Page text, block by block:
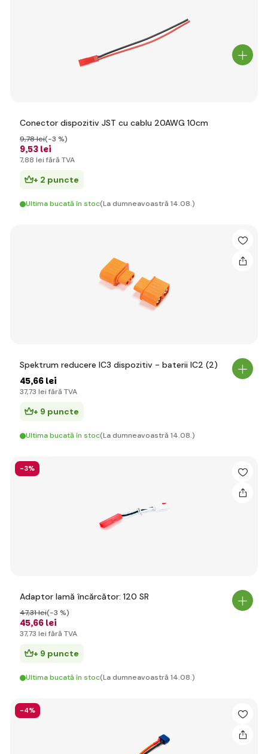
Conector dispozitiv JST cu cablu 20AWG 10cm
9,53 lei
9,78 lei(-3 %)
7,88 lei fără TVA
+ 2 puncte
Ultima bucată în stoc(La dumneavoastră 14.08.)
Spektrum reducere IC3 dispozitiv - baterii IC2 (2)
45,66 lei
37,73 lei fără TVA
+ 9 puncte
Ultima bucată în stoc(La dumneavoastră 14.08.)
-3%
Adaptor lamă încărcător: 120 SR
45,66 lei
47,31 lei(-3 %)
37,73 lei fără TVA
+ 9 puncte
Ultima bucată în stoc(La dumneavoastră 14.08.)
-4%